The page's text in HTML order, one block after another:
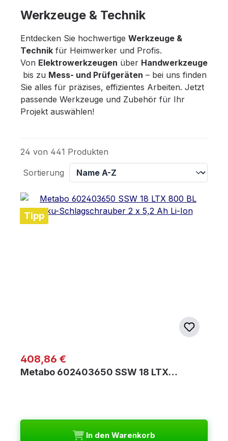
Werkzeuge & Technik
Entdecken Sie hochwertige Werkzeuge &
Technik für Heimwerker und Profis.
Von Elektrowerkzeugen über Handwerkzeuge
bis zu Mess- und Prüfgeräten – bei uns finden
Sie alles für präzises, effizientes Arbeiten. Jetzt
passende Werkzeuge und Zubehör für Ihr
Projekt auswählen!
24 von 441 Produkten
Sortierung
Tipp
Regulärer Preis:
408,86 €
Metabo 602403650 SSW 18 LTX…
In den Warenkorb